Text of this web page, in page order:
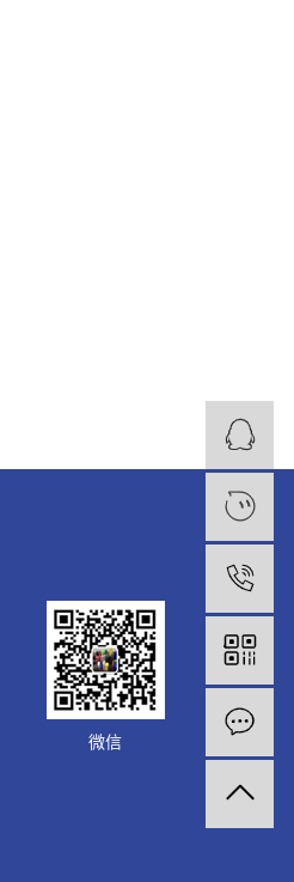
微信